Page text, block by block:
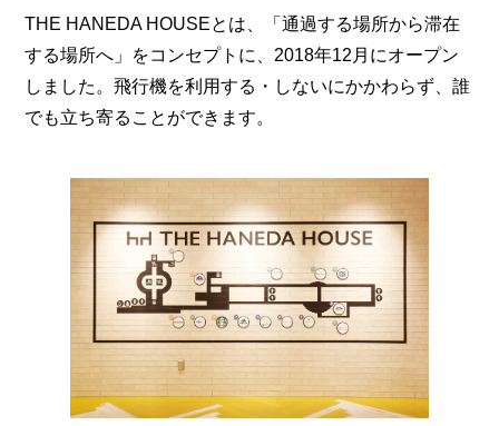
THE HANEDA HOUSEとは、「通過する場所から滞在
する場所へ」をコンセプトに、2018年12月にオープン
しました。飛行機を利用する・しないにかかわらず、誰
でも立ち寄ることができます。